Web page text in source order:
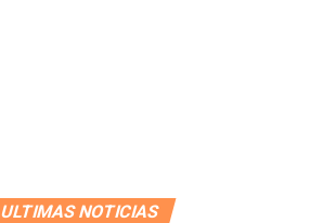
ULTIMAS NOTICIAS